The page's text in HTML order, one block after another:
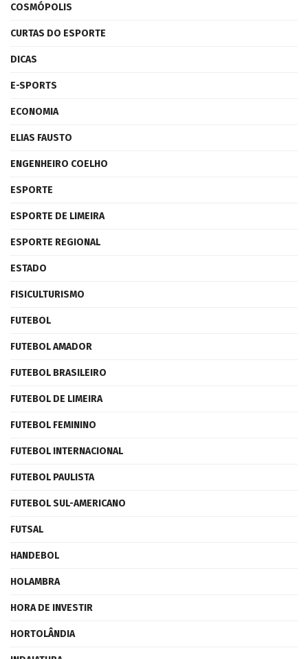
COSMÓPOLIS
CURTAS DO ESPORTE
DICAS
E-SPORTS
ECONOMIA
ELIAS FAUSTO
ENGENHEIRO COELHO
ESPORTE
ESPORTE DE LIMEIRA
ESPORTE REGIONAL
ESTADO
FISICULTURISMO
FUTEBOL
FUTEBOL AMADOR
FUTEBOL BRASILEIRO
FUTEBOL DE LIMEIRA
FUTEBOL FEMININO
FUTEBOL INTERNACIONAL
FUTEBOL PAULISTA
FUTEBOL SUL-AMERICANO
FUTSAL
HANDEBOL
HOLAMBRA
HORA DE INVESTIR
HORTOLÂNDIA